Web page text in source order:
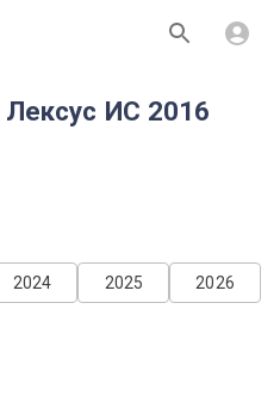
Лексус ИС 2016
2026
2025
2024